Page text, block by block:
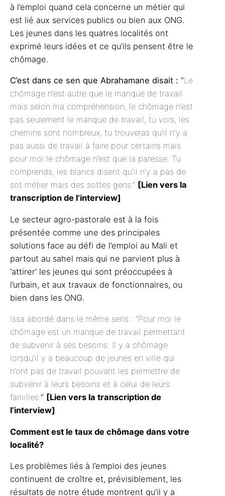
à l’emploi quand cela concerne un métier qui
est lié aux services publics ou bien aux ONG.
Les jeunes dans les quatres localités ont
exprimé leurs idées et ce qu’ils pensent être le
chômage.
C’est dans ce sen que Abrahamane disait : “Le
chômage n’est autre que le manque de travail
mais selon ma compréhension, le chômage n’est
pas seulement le manque de travail, tu vois, les
chemins sont nombreux, tu trouveras qu’il n’y a
pas aussi de travail à faire pour certains mais
pour moi le chômage n’est que la paresse. Tu
comprends, les blancs disent qu’il n’y a pas de
sot métier mais des sottes gens.” [Lien vers la
transcription de l’interview]
Le secteur agro-pastorale est à la fois
présentée comme une des principales
solutions face au défi de l’emploi au Mali et
partout au sahel mais qui ne parvient plus à
‘attirer’ les jeunes qui sont préoccupées à
l’urbain, et aux travaux de fonctionnaires, ou
bien dans les ONG.
Issa abordé dans le même sens : “Pour moi le
chômage est un manque de travail permettant
de subvenir à ses besoins. Il y a chômage
lorsqu’il y a beaucoup de jeunes en ville qui
n’ont pas de travail pouvant les permettre de
subvenir à leurs besoins et à celui de leurs
familles.” [Lien vers la transcription de
l’interview]
Comment est le taux de chômage dans votre
localité?
Les problèmes liés à l’emploi des jeunes
continuent de croître et, prévisiblement, les
résultats de notre étude montrent qu’il y a